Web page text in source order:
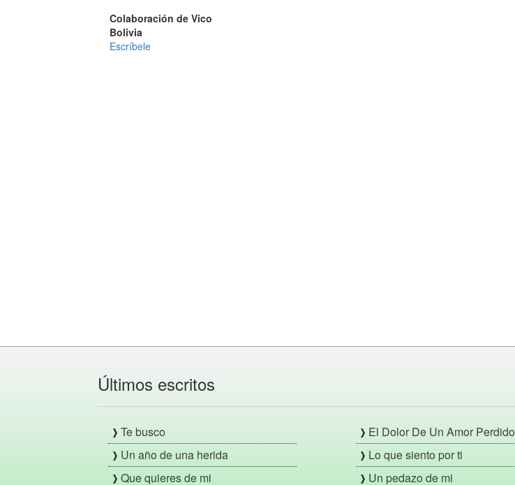
Colaboración de Vico
Bolivia
Escríbele
Últimos escritos
Te busco
Un año de una herida
Que quieres de mi
El Dolor De Un Amor Perdido
Lo que siento por ti
Un pedazo de mi